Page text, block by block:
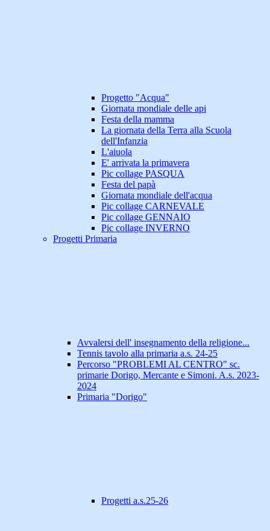
Progetto "Acqua"
Giornata mondiale delle api
Festa della mamma
La giornata della Terra alla Scuola
dell'Infanzia
L'aiuola
E' arrivata la primavera
Pic collage PASQUA
Festa del papà
Giornata mondiale dell'acqua
Pic collage CARNEVALE
Pic collage GENNAIO
Pic collage INVERNO
Progetti Primaria
Avvalersi dell' insegnamento della religione...
Tennis tavolo alla primaria a.s. 24-25
Percorso "PROBLEMI AL CENTRO" sc.
primarie Dorigo, Mercante e Simoni. A.s. 2023-
2024
Primaria "Dorigo"
Progetti a.s.25-26